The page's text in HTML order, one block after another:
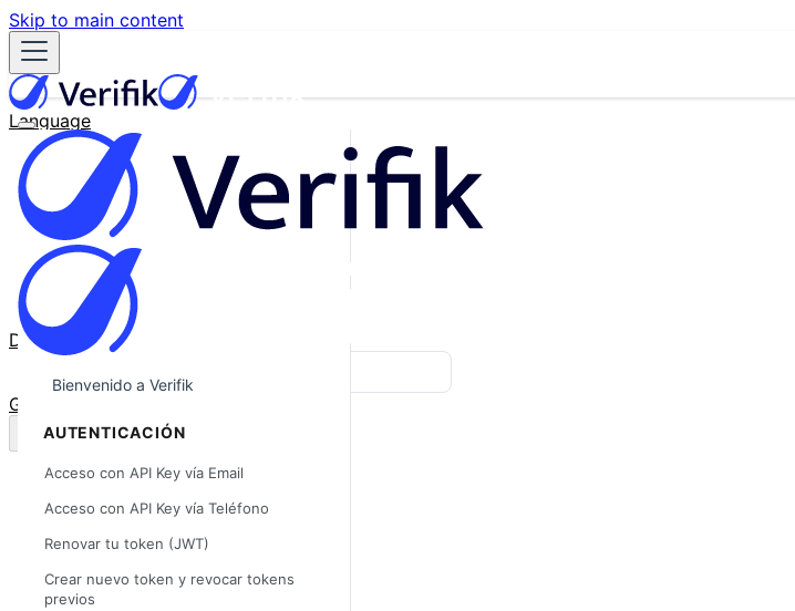
Skip to main content
Language
English
Español
Français
Português
한국어
日本語
中文
Docs
GitHub
Bienvenido a Verifik
AUTENTICACIÓN
Acceso con API Key vía Email
Acceso con API Key vía Teléfono
Renovar tu token (JWT)
Crear nuevo token y revocar tokens
previos